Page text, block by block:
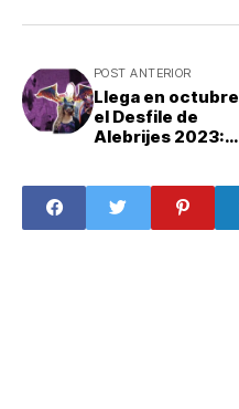
POST ANTERIOR
Llega en octubre
el Desfile de
Alebrijes 2023:
qué hora